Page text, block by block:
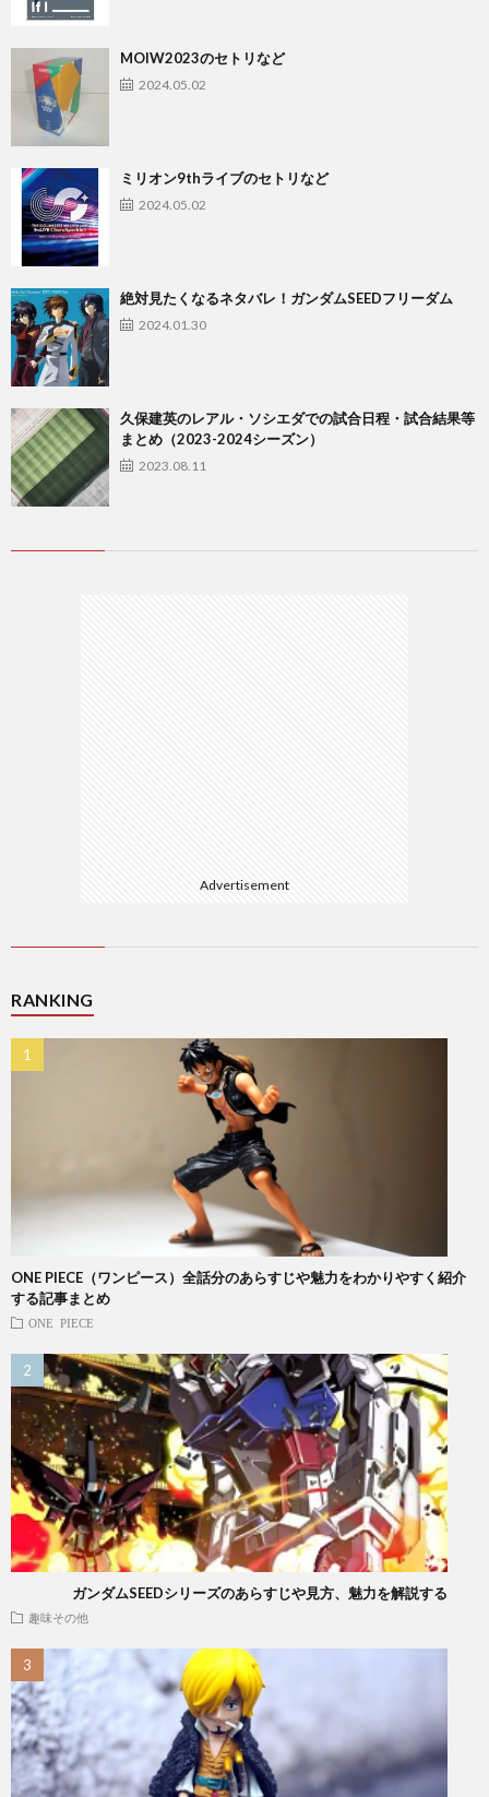
MOIW2023のセトリなど
2024.05.02
ミリオン9thライブのセトリなど
2024.05.02
絶対見たくなるネタバレ！ガンダムSEEDフリーダム
2024.01.30
久保建英のレアル・ソシエダでの試合日程・試合結果等
まとめ（2023-2024シーズン）
2023.08.11
Advertisement
RANKING
ONE PIECE（ワンピース）全話分のあらすじや魅力をわかりやすく紹介
する記事まとめ
ONE PIECE
ガンダムSEEDシリーズのあらすじや見方、魅力を解説する
趣味その他